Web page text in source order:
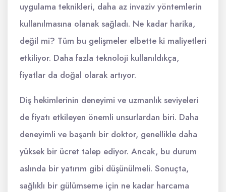
uygulama teknikleri, daha az invaziv yöntemlerin
kullanılmasına olanak sağladı. Ne kadar harika,
değil mi? Tüm bu gelişmeler elbette ki maliyetleri
etkiliyor. Daha fazla teknoloji kullanıldıkça,
fiyatlar da doğal olarak artıyor.
Diş hekimlerinin deneyimi ve uzmanlık seviyeleri
de fiyatı etkileyen önemli unsurlardan biri. Daha
deneyimli ve başarılı bir doktor, genellikle daha
yüksek bir ücret talep ediyor. Ancak, bu durum
aslında bir yatırım gibi düşünülmeli. Sonuçta,
sağlıklı bir gülümseme için ne kadar harcama